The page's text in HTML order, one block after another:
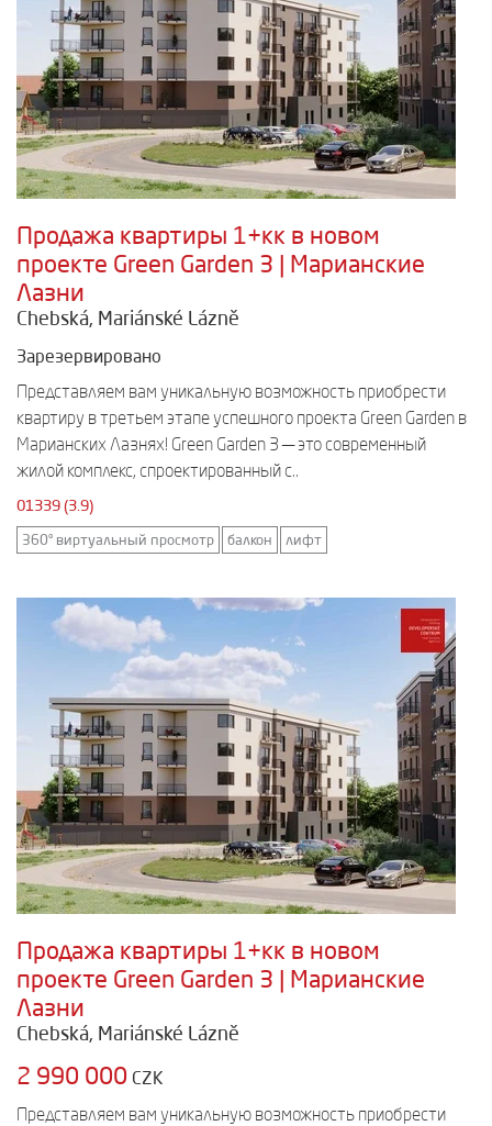
Продажа квартиры 1+кк в новом
проекте Green Garden 3 | Марианские
Лазни
Chebská, Mariánské Lázně
Зарезервировано
Представляем вам уникальную возможность приобрести
квартиру в третьем этапе успешного проекта Green Garden в
Марианских Лазнях! Green Garden 3 — это современный
жилой комплекс, спроектированный с..
01339 (3.9)
360° виртуальный просмотр балкон лифт
Продажа квартиры 1+кк в новом
проекте Green Garden 3 | Марианские
Лазни
Chebská, Mariánské Lázně
2 990 000 CZK
Представляем вам уникальную возможность приобрести